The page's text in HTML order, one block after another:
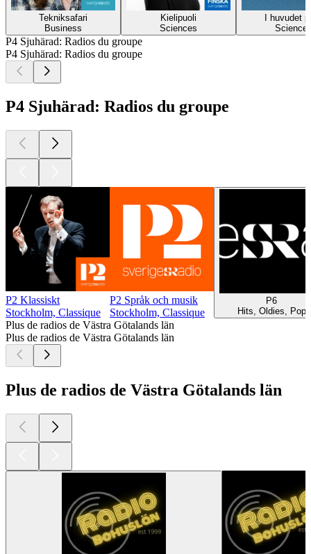
Tekniksafari
Business
Kielipuoli
Sciences
I huvudet
P4 Sjuhärad: Radios du groupe
P4 Sjuhärad: Radios du groupe
P4 Sjuhärad: Radios du groupe
P2 Klassiskt
Stockholm, Classique
P2 Språk och musik
Stockholm, Classique
P6
Hits, Oldies, Pop
Plus de radios de Västra Götalands län
Plus de radios de Västra Götalands län
Plus de radios de Västra Götalands län